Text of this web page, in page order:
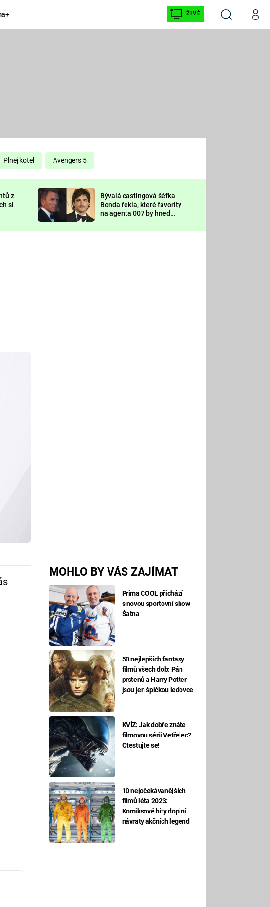
ŽIVĚ
VyhledáváníMůj
KOMEDIE
CHUCK
NORRIS
DEADPOOL
Prima LAJK
Sledujte nás
Plnej kotel Avengers 5
z
si
Bývalá castingová šéfka
Bonda řekla, které favority
na agenta 007 by hned
MOHLO BY VÁS ZAJÍMAT
Prima COOL přichází
s novou sportovní show
Šatna
50 nejlepších fantasy
filmů všech dob: Pán
prstenů a Harry Potter
jsou jen špičkou ledovce
KVÍZ: Jak dobře znáte
filmovou sérii Vetřelec?
Otestujte se!
10 nejočekávanějších
filmů léta 2023:
Komiksové hity doplní
návraty akčních legend